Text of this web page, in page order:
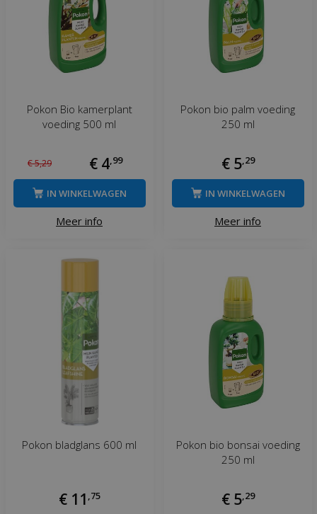
Pokon Bio kamerplant
voeding 500 ml
€5,29 € 4 99
Meer info
IN WINKELWAGEN
Pokon bio palm voeding
250 ml
€ 5 29
Meer info
IN WINKELWAGEN
Pokon bladglans 600 ml
€ 11 75
Pokon bio bonsai voeding
250 ml
€ 5 29